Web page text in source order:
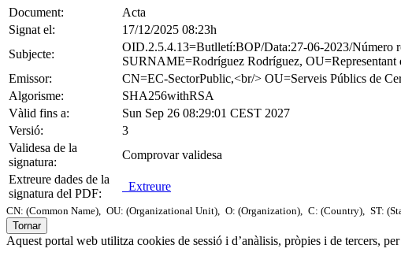
Document:
Acta
Signat el:
17/12/2025 08:23h
Subjecte:
OID.2.5.4.13=Butlletí:BOP/Data:27-06-2023/
SURNAME=Rodríguez Rodríguez,
Emissor:
CN=EC-SectorPublic,<br/> OU=Serveis Públics de
Algorisme:
SHA256withRSA
Vàlid fins a:
Sun Sep 26 08:29:01 CEST 2027
Versió:
3
Validesa de la
signatura:
Comprovar validesa
Extreure dades de la
signatura del PDF:
Extreure
CN: (Common Name), OU: (Organizational Unit), O: (Organization), C: (Country), ST:
Tornar
Aquest portal web utilitza cookies de sessió i d’anàlisis, pròpies i de tercers,